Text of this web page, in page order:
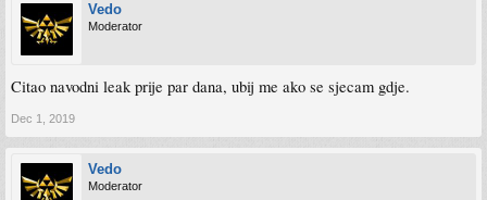
Vedo
Moderator
Citao navodni leak prije par dana, ubij me ako se sjecam gdje.
Dec 1, 2019
Vedo
Moderator